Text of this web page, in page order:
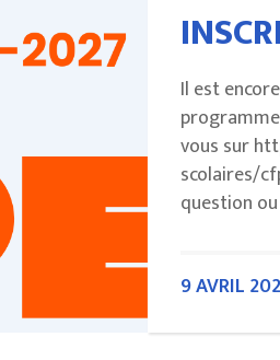
Il est
vous sur
scolaires/
question
9 AVRIL